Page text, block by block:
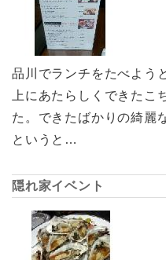
品川でランチをたべよう
上にあたらしくできたこ
た。できたばかりの綺麗
というと…
隠れ家イベント